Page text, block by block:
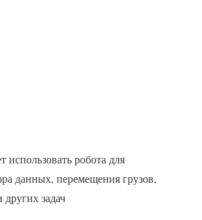
использовать робота для
данных, перемещения грузов,
задач